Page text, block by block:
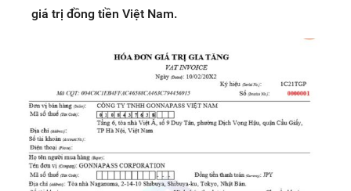
giá trị đồng tiền Việt Nam.